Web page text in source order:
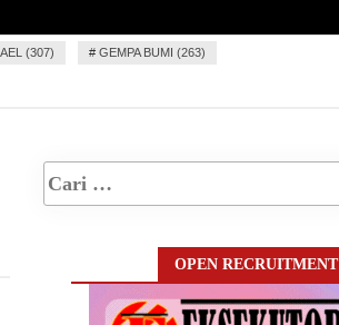
(307) # GEMPA BUMI (263)
OPEN RECRUITMENT